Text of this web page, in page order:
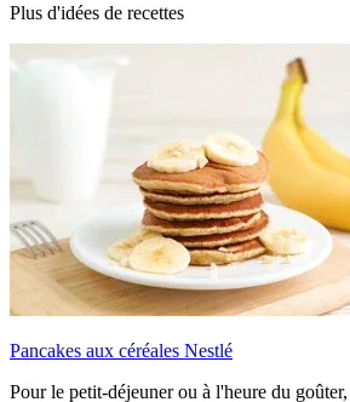
Plus d'idées de recettes
Pancakes aux céréales Nestlé
Pour le petit-déjeuner ou à l'heure du